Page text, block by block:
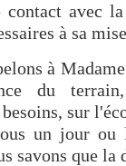
avec
à sa
à
du
sur
un jour ou
savons que la